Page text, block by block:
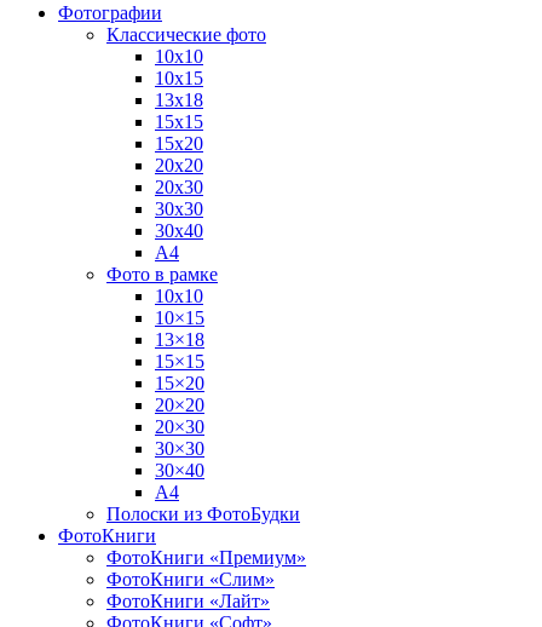
Фотографии
Классические фото
10х10
10х15
13х18
15х15
15х20
20х20
20х30
30х30
30х40
А4
Фото в рамке
10х10
10×15
13×18
15×15
15×20
20×20
20×30
30×30
30×40
A4
Полоски из ФотоБудки
ФотоКниги
ФотоКниги «Премиум»
ФотоКниги «Слим»
ФотоКниги «Лайт»
ФотоКниги «Софт»